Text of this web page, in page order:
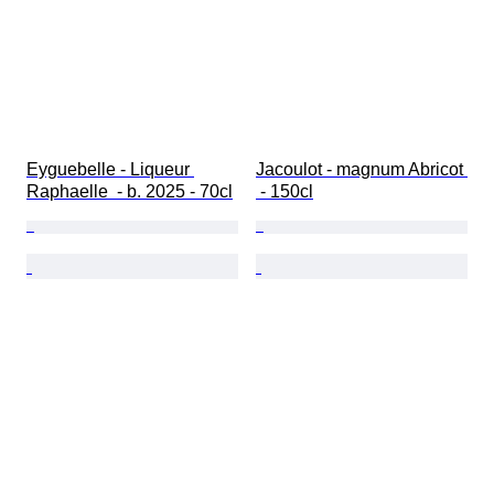
Eyguebelle - Liqueur
Raphaelle  - b. 2025 - 70cl
Jacoulot - magnum Abricot
- 150cl